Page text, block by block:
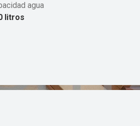
agua
litros